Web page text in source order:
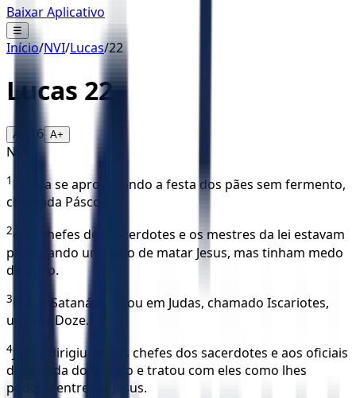
Baixar Aplicativo
☰
Início/NVI/Lucas/22
Lucas 22
A- 16 A+
NVI
1 Estava se aproximando a festa dos pães sem fermento,
chamada Páscoa,
2e os chefes dos sacerdotes e os mestres da lei estavam
procurando um meio de matar Jesus, mas tinham medo
do povo.
3
Então Satanás entrou em Judas, chamado Iscariotes,
um dos Doze.
4Judas dirigiu-se aos chefes dos sacerdotes e aos oficiais
da guarda do templo e tratou com eles como lhes
poderia entregar Jesus.